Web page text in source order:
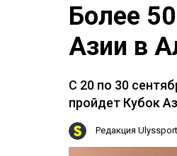
Более
Азии в
С 20 по 30
пройдет Кубок
Редакция Ulyssport